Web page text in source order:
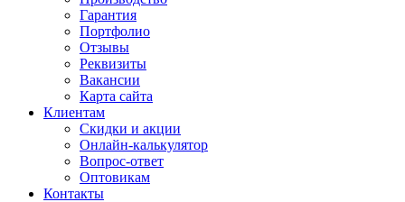
Гарантия
Портфолио
Отзывы
Реквизиты
Вакансии
Карта сайта
Клиентам
Скидки и акции
Онлайн-калькулятор
Вопрос-ответ
Оптовикам
Контакты